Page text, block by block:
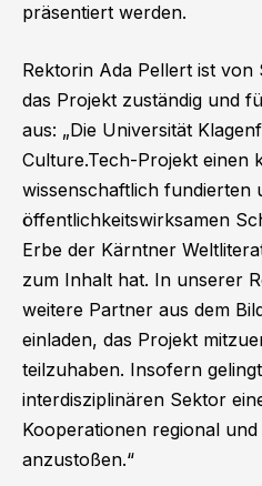
präsentiert werden.
Rektorin Ada Pellert ist von
das Projekt zuständig und
aus: „Die Universität
Culture.Tech-Projekt einen
wissenschaftlich fundierten
öffentlichkeitswirksamen
Erbe der Kärntner
zum Inhalt hat. In unserer
weitere Partner aus dem
einladen, das Projekt
teilzuhaben. Insofern
interdisziplinären Sektor
Kooperationen regional
anzustoßen.“